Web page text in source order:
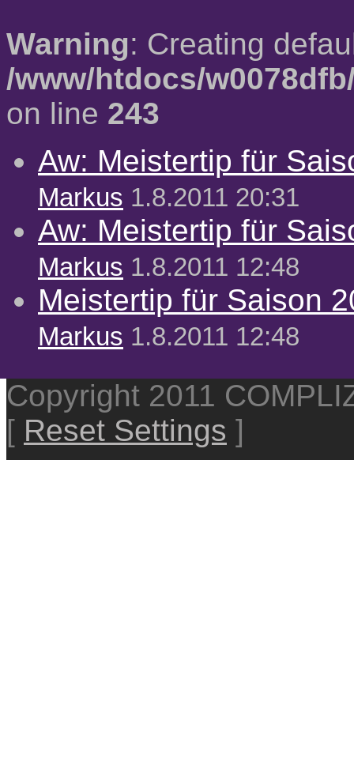
Warning: Creating
/www/htdocs/
on line 243
Aw: Meistertip für
Markus 1.8.2011 20:31
Aw: Meistertip für
Markus 1.8.2011 12:48
Meistertip für Saison
Markus 1.8.2011 12:48
Copyright 2011
[ Reset Settings ]